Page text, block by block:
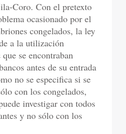
Coro. Con el pretexto
ocasionado por el
congelados, la ley
a la utilización
se encontraban
antes de su entrada
no se especifica si se
con los congelados,
investigar con todos
y no sólo con los